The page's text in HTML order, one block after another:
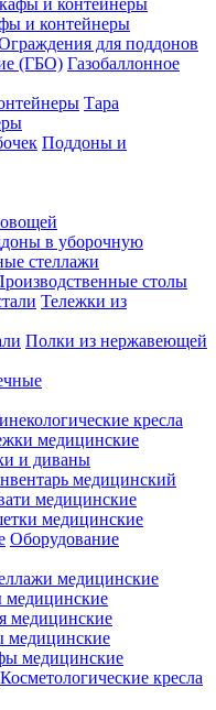
и контейнеры
для поддонов
Газобаллонное
Тара
Поддоны и
в уборочную
стеллажи
столы
Тележки из
Полки из нержавеющей
кресла
медицинские
и диваны
медицинский
медицинские
медицинские
Оборудование
медицинские
медицинские
медицинские
медицинские
медицинские
Косметологические кресла